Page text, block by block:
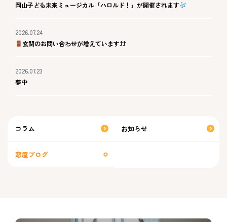
岡山子ども未来ミュージカル「ハロルド！」が開催されます
2026.07.24
玄関のお問い合わせが増えています⤴⤴
2026.07.23
夢中
コラム お知らせ
窓屋ブログ